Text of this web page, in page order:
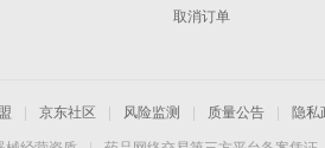
取消订单
京东社区 风险监测 质量公告 隐私